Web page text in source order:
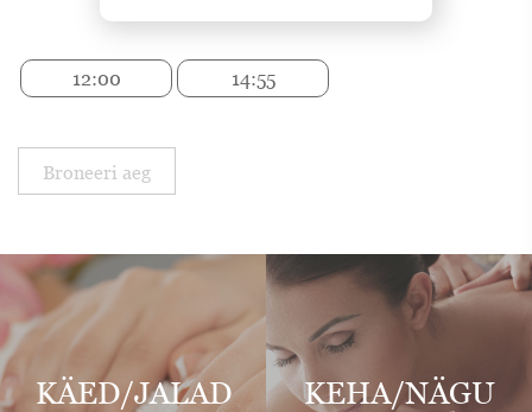
12:00 14:55
Broneeri aeg
KÄED/JALAD KEHA/NÄGU